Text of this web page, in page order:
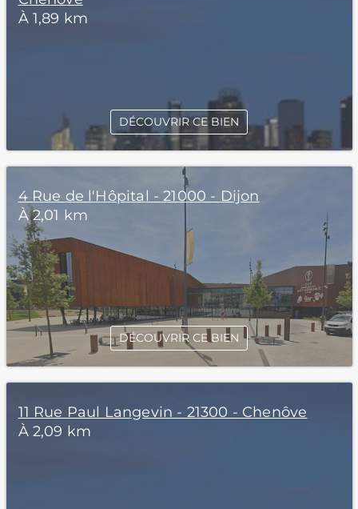
À 1,89 km
DÉCOUVRIR CE BIEN
4 Rue de l'Hôpital - 21000 - Dijon
À 2,01 km
DÉCOUVRIR CE BIEN
11 Rue Paul Langevin - 21300 - Chenôve
À 2,09 km